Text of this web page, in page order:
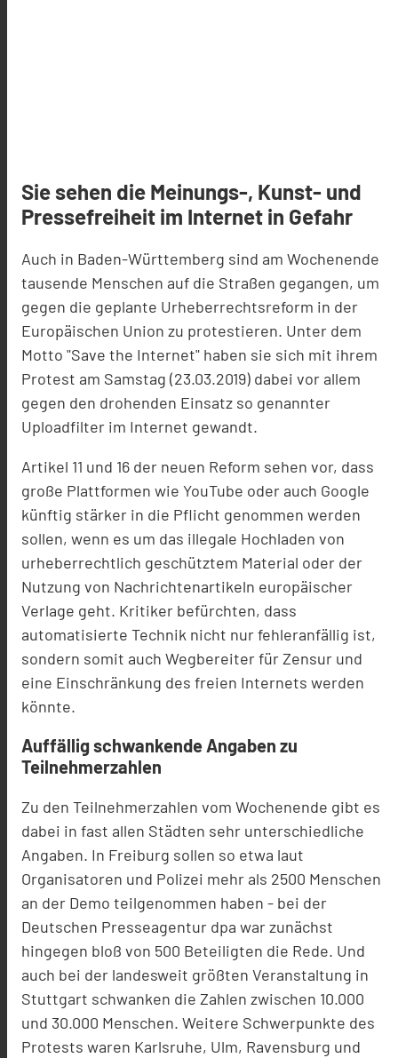
Sie sehen die Meinungs-, Kunst- und
Pressefreiheit im Internet in Gefahr
Auch in Baden-Württemberg sind am Wochenende
tausende Menschen auf die Straßen gegangen, um
gegen die geplante Urheberrechtsreform in der
Europäischen Union zu protestieren. Unter dem
Motto "Save the Internet" haben sie sich mit ihrem
Protest am Samstag (23.03.2019) dabei vor allem
gegen den drohenden Einsatz so genannter
Uploadfilter im Internet gewandt.
Artikel 11 und 16 der neuen Reform sehen vor, dass
große Plattformen wie YouTube oder auch Google
künftig stärker in die Pflicht genommen werden
sollen, wenn es um das illegale Hochladen von
urheberrechtlich geschütztem Material oder der
Nutzung von Nachrichtenartikeln europäischer
Verlage geht. Kritiker befürchten, dass
automatisierte Technik nicht nur fehleranfällig ist,
sondern somit auch Wegbereiter für Zensur und
eine Einschränkung des freien Internets werden
könnte.
Auffällig schwankende Angaben zu
Teilnehmerzahlen
Zu den Teilnehmerzahlen vom Wochenende gibt es
dabei in fast allen Städten sehr unterschiedliche
Angaben. In Freiburg sollen so etwa laut
Organisatoren und Polizei mehr als 2500 Menschen
an der Demo teilgenommen haben - bei der
Deutschen Presseagentur dpa war zunächst
hingegen bloß von 500 Beteiligten die Rede. Und
auch bei der landesweit größten Veranstaltung in
Stuttgart schwanken die Zahlen zwischen 10.000
und 30.000 Menschen. Weitere Schwerpunkte des
Protests waren Karlsruhe, Ulm, Ravensburg und